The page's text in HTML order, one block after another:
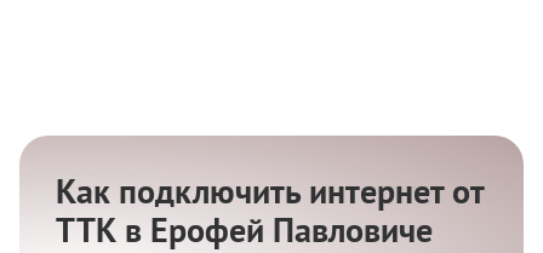
Как подключить интернет от
ТТК в Ерофей Павловиче